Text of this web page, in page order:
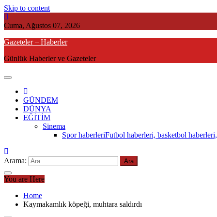
Skip to content
Cuma, Ağustos 07, 2026
Gazeteler – Haberler
Günlük Haberler ve Gazeteler
GÜNDEM
DÜNYA
EĞİTİM
Sinema
Spor haberleriFutbol haberleri, basketbol
Arama:
You are Here
Home
Kaymakamlık köpeği, muhtara saldırdı